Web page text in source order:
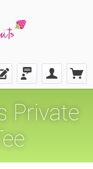
Private